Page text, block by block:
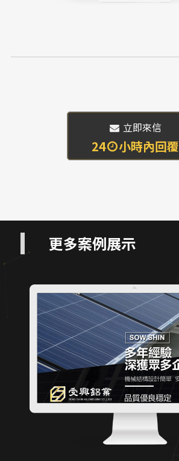
立即來信
24 小時內回覆
更多案例展示